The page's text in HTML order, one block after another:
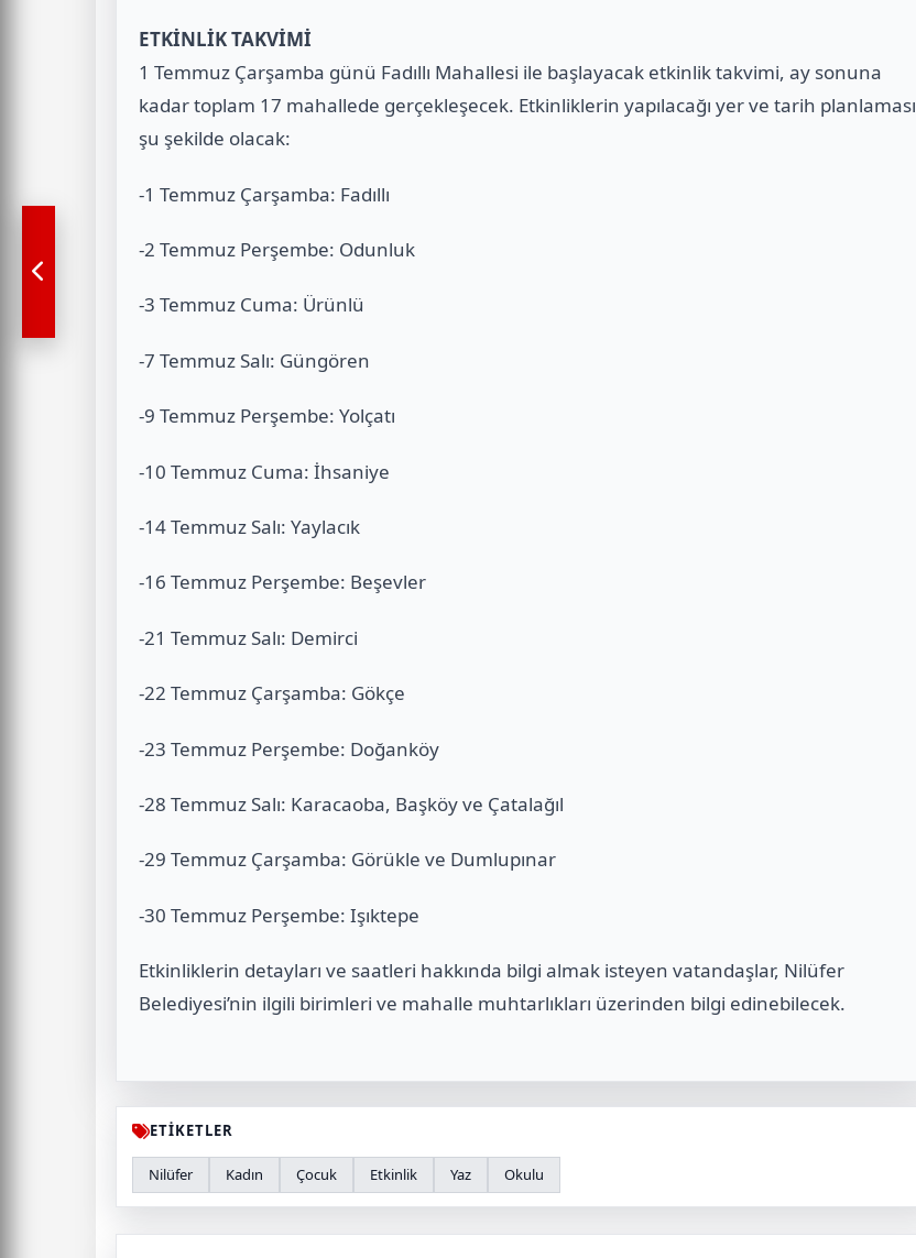
ETKİNLİK TAKVİMİ
1 Temmuz Çarşamba günü Fadıllı Mahallesi ile başlayacak etkinlik takvimi, ay sonuna
kadar toplam 17 mahallede gerçekleşecek. Etkinliklerin yapılacağı yer ve tarih planlaması
şu şekilde olacak:
-1 Temmuz Çarşamba: Fadıllı
-2 Temmuz Perşembe: Odunluk
-3 Temmuz Cuma: Ürünlü
-7 Temmuz Salı: Güngören
-9 Temmuz Perşembe: Yolçatı
-10 Temmuz Cuma: İhsaniye
-14 Temmuz Salı: Yaylacık
-16 Temmuz Perşembe: Beşevler
-21 Temmuz Salı: Demirci
-22 Temmuz Çarşamba: Gökçe
-23 Temmuz Perşembe: Doğanköy
-28 Temmuz Salı: Karacaoba, Başköy ve Çatalağıl
-29 Temmuz Çarşamba: Görükle ve Dumlupınar
-30 Temmuz Perşembe: Işıktepe
Etkinliklerin detayları ve saatleri hakkında bilgi almak isteyen vatandaşlar, Nilüfer
Belediyesi’nin ilgili birimleri ve mahalle muhtarlıkları üzerinden bilgi edinebilecek.
ETİKETLER
Nilüfer Kadın Çocuk Etkinlik Yaz Okulu